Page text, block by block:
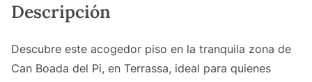
Descripción
Descubre este acogedor piso en la tranquila zona de
Can Boada del Pi, en Terrassa, ideal para quienes